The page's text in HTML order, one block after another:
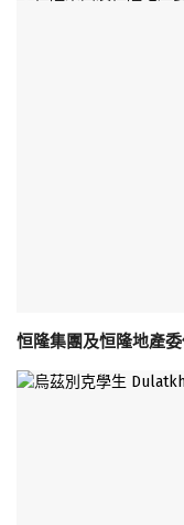
恒隆集團及恒隆地產